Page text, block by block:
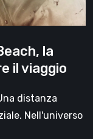
la
il viaggio
distanza
Nell'universo